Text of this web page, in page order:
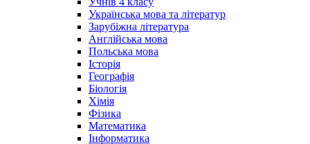
Українська мова та літератур
Зарубіжна література
Англійська мова
Польська мова
Історія
Географія
Біологія
Хімія
Фізика
Математика
Інформатика